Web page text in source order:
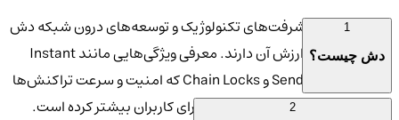
از سوی دیگر، پیشرفت‌های تکنولوژیک و توسعه‌های درون شبکه دش
نقش کلیدی در ارزش آن دارند. معرفی ویژگی‌هایی مانند Instant
Send، Private Send و Chain Locks که امنیت و سرعت تراکنش‌ها
را افزایش داده‌اند، جذابیت دش را برای کاربران بیشتر کرده است.
دش چیست؟